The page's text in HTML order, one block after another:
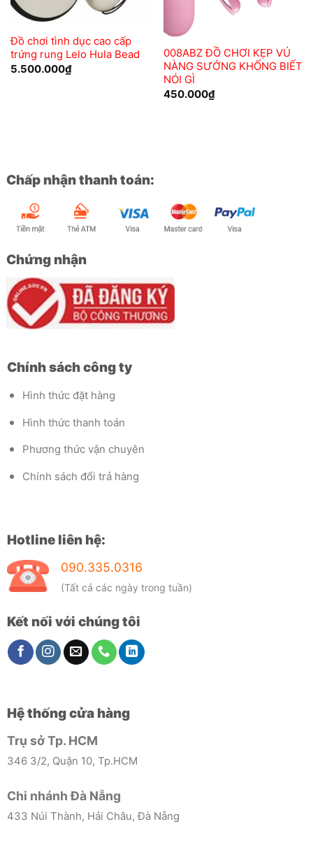
Đồ chơi tình dục cao cấp
trứng rung Lelo Hula Bead
5.500.000₫
008ABZ ĐỒ CHƠI KẸP VÚ
NÀNG SƯỚNG KHỐNG BIẾT
NÓI GÌ
450.000₫
Chấp nhận thanh toán:
Chứng nhận
Chính sách công ty
Hình thức đặt hàng
Hình thức thanh toán
Phương thức vận chuyên
Chính sách đổi trả hàng
Hotline liên hệ:
090.335.0316
(Tất cả các ngày trong tuần)
Kết nối với chúng tôi
Hệ thống cửa hàng
Trụ sở Tp. HCM
346 3/2, Quận 10, Tp.HCM
Chi nhánh Đà Nẵng
433 Núi Thành, Hải Châu, Đà Nẵng